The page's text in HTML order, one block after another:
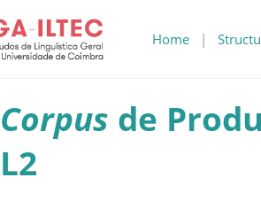
Home |
Corpus de
L2